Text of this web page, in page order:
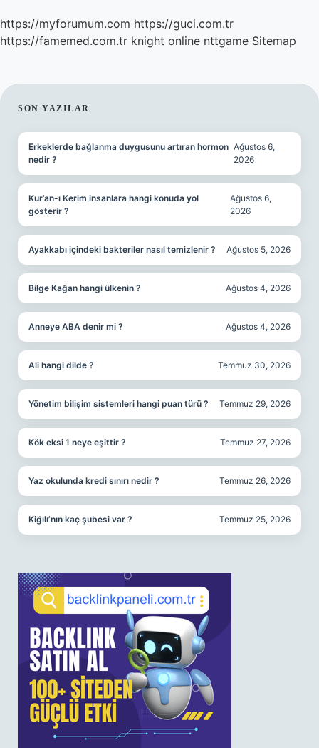
https://myforumum.com https://guci.com.tr
https://famemed.com.tr knight online nttgame Sitemap
SIDEBAR
SON YAZILAR
Erkeklerde bağlanma duygusunu artıran hormon
nedir ?
Ağustos 6,
2026
Kur’an-ı Kerim insanlara hangi konuda yol
gösterir ?
Ağustos 6,
2026
Ayakkabı içindeki bakteriler nasıl temizlenir ? Ağustos 5, 2026
Bilge Kağan hangi ülkenin ? Ağustos 4, 2026
Anneye ABA denir mi ? Ağustos 4, 2026
Ali hangi dilde ? Temmuz 30, 2026
Yönetim bilişim sistemleri hangi puan türü ? Temmuz 29, 2026
Kök eksi 1 neye eşittir ? Temmuz 27, 2026
Yaz okulunda kredi sınırı nedir ? Temmuz 26, 2026
Kiğılı’nın kaç şubesi var ? Temmuz 25, 2026